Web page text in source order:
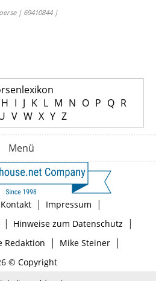
| 69410844 |
H I J K L M N O P Q R
V W X Y Z
Menü
Kontakt | Impressum |
Hinweise zum Datenschutz |
Redaktion | Mike Steiner|
© Copyright